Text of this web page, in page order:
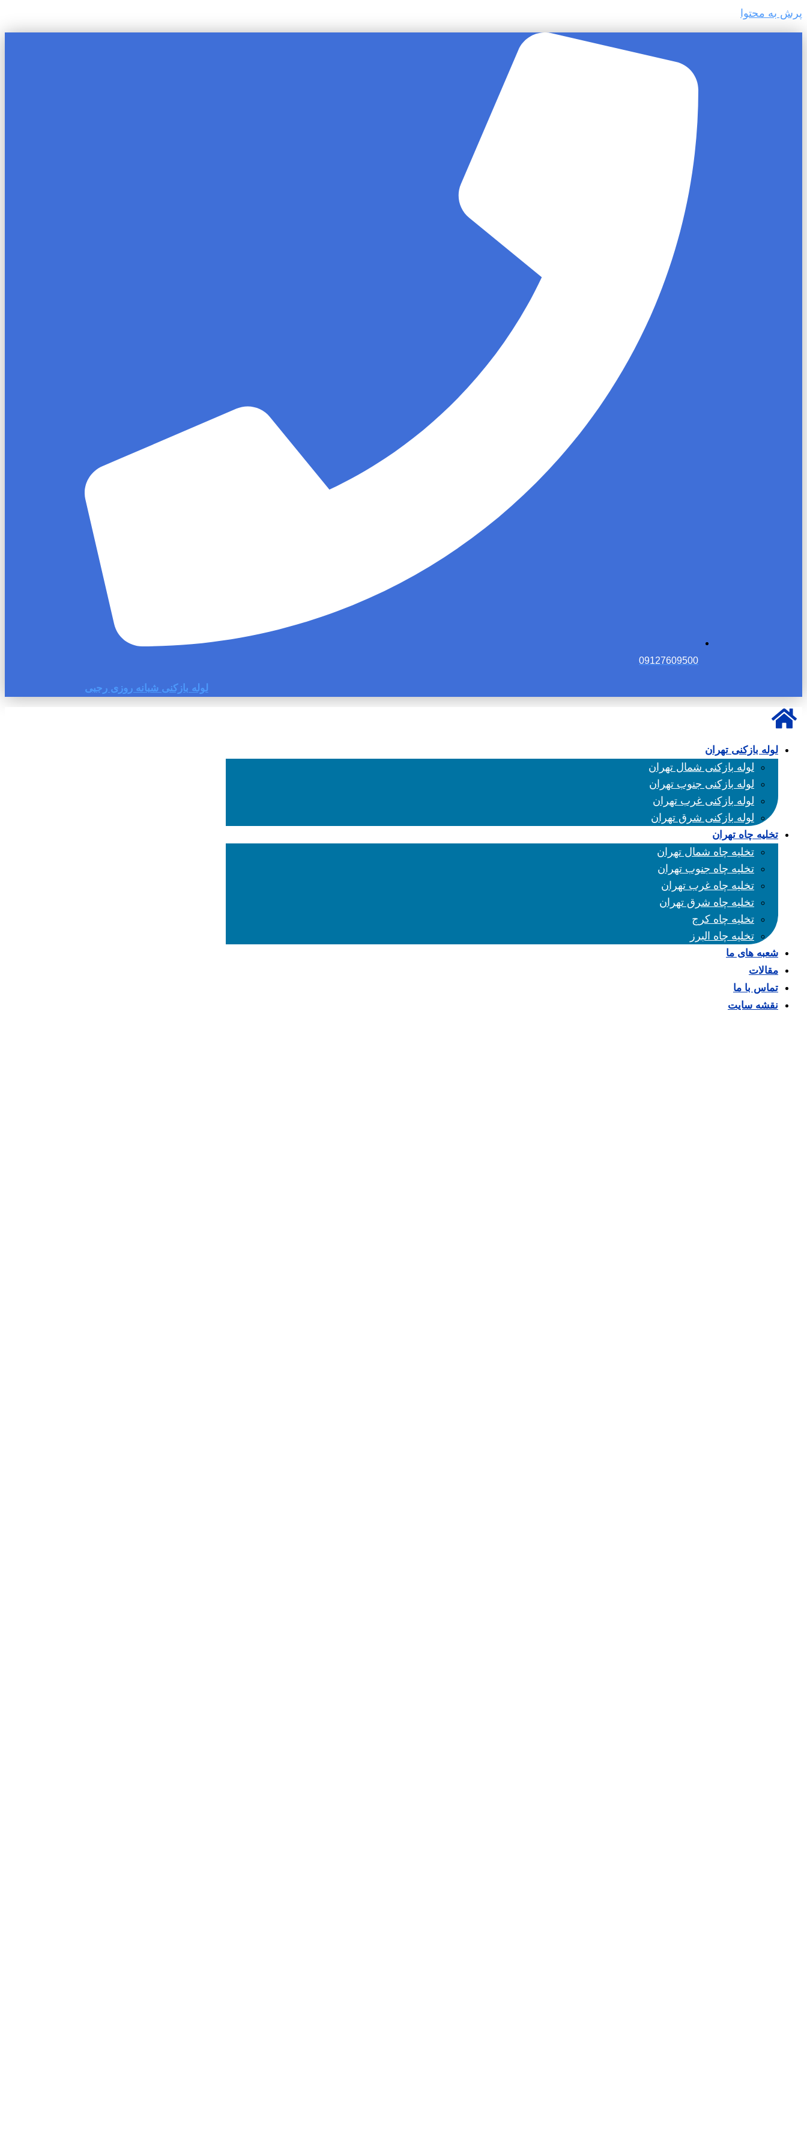
پرش به محتوا
09127609500
لوله بازکنی شبانه روزی رجبی
لوله بازکنی تهران
لوله بازکنی شمال تهران
لوله بازکنی جنوب تهران
لوله بازکنی غرب تهران
لوله بازکنی شرق تهران
تخلیه چاه تهران
تخلیه چاه شمال تهران
تخلیه چاه جنوب تهران
تخلیه چاه غرب تهران
تخلیه چاه شرق تهران
تخلیه چاه کرج
تخلیه چاه البرز
شعبه های ما
مقالات
تماس با ما
نقشه سایت